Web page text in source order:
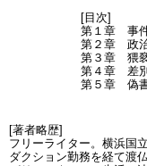
[目次]
第１章 事
第２章 政
第３章 猥
第４章 差
第５章 偽
[著者略歴]
フリーライター。横浜国
ダクション勤務を経て渡仏